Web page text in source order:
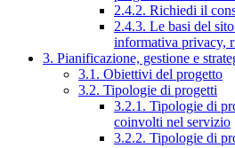
2.4.2. Richiedi il
2.4.3. Le basi del
informativa privacy,
3. Pianificazione, gestione e
3.1. Obiettivi del progetto
3.2. Tipologie di progetti
3.2.1. Tipologie di
coinvolti nel servizio
3.2.2. Tipologie di